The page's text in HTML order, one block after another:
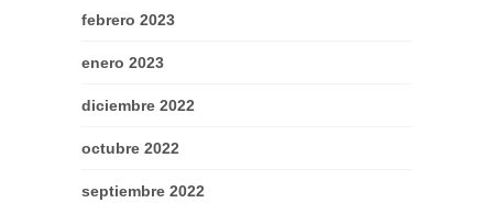
febrero 2023
enero 2023
diciembre 2022
octubre 2022
septiembre 2022